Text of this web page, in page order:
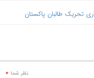
تحریک طالبان پاکستان
نظر شما *